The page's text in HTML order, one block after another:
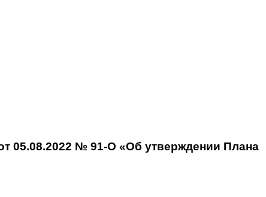
05.08.2022 № 91-О «Об утверждении Плана